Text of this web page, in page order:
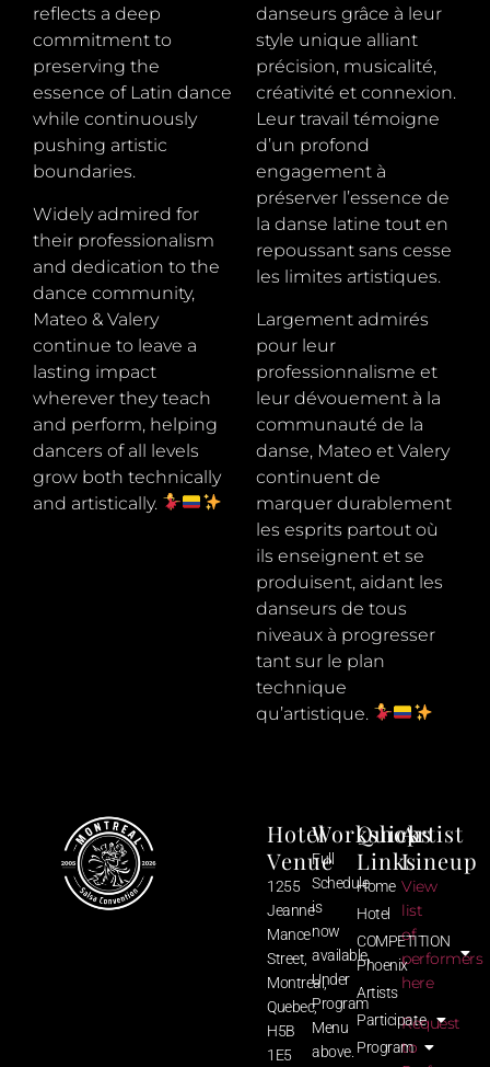
reflects a deep
commitment to
preserving the
essence of Latin dance
while continuously
pushing artistic
boundaries.
Widely admired for
their professionalism
and dedication to the
dance community,
Mateo & Valery
continue to leave a
lasting impact
wherever they teach
and perform, helping
dancers of all levels
grow both technically
and artistically.
danseurs grâce à leur
style unique alliant
précision, musicalité,
créativité et connexion.
Leur travail témoigne
d’un profond
engagement à
préserver l’essence de
la danse latine tout en
repoussant sans cesse
les limites artistiques.
Largement admirés
pour leur
professionnalisme et
leur dévouement à la
communauté de la
danse, Mateo et Valery
continuent de
marquer durablement
les esprits partout où
ils enseignent et se
produisent, aidant les
danseurs de tous
niveaux à progresser
tant sur le plan
technique
qu’artistique.
Hotel
Venue
1255
Jeanne
Mance
Street,
Montreal,
Quebec,
H5B
1E5
Workshops
Full
Schedule
is
now
available,
Under
Program
Menu
above.
Quick
Links
Home
Hotel
COMPETITION
Phoenix
Artists
Participate
Program
Artist
Lineup
View
list
of
performers
here
Request
to